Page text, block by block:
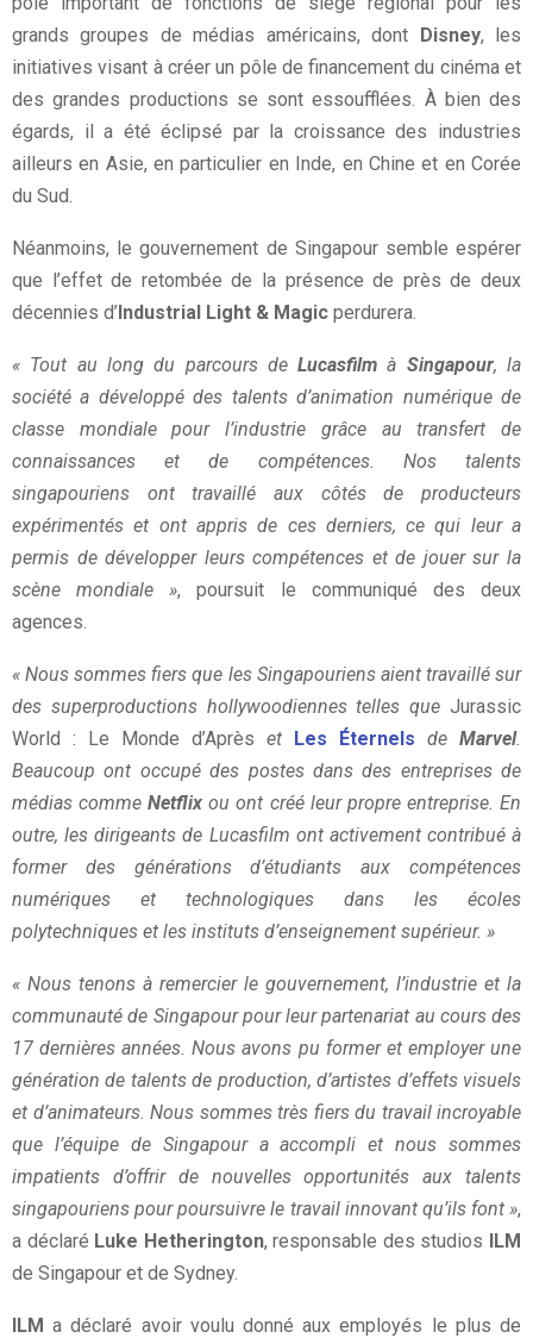
grands groupes de médias américains, dont Disney, les
initiatives visant à créer un pôle de financement du cinéma et
des grandes productions se sont essoufflées. À bien des
égards, il a été éclipsé par la croissance des industries
ailleurs en Asie, en particulier en Inde, en Chine et en Corée
du Sud.
Néanmoins, le gouvernement de Singapour semble espérer
que l’effet de retombée de la présence de près de deux
décennies d’Industrial Light & Magic perdurera.
« Tout au long du parcours deLucasfilm à Singapour, la
société a développé des talents d’animation numérique de
classe mondiale pour l’industrie grâce au transfert de
connaissances et de compétences. Nos talents
singapouriens ont travaillé aux côtés de producteurs
expérimentés et ont appris de ces derniers, ce qui leur a
permis de développer leurs compétences et de jouer sur la
scène mondiale », poursuit le communiqué des deux
agences.
« Nous sommes fiers que les Singapouriens aient travaillé sur
des superproductions hollywoodiennes telles que Jurassic
World : Le Monde d’Après et Les Éternels de Marvel.
Beaucoup ont occupé des postes dans des entreprises de
médias commeNetflix ou ont créé leur propre entreprise. En
outre, les dirigeants de Lucasfilm ont activement contribué à
former des générations d’étudiants aux compétences
numériques et technologiques dans les écoles
polytechniques et les instituts d’enseignement supérieur. »
« Nous tenons à remercier le gouvernement, l’industrie et la
communauté de Singapour pour leur partenariat au cours des
17 dernières années. Nous avons pu former et employer une
génération de talents de production, d’artistes d’effets visuels
et d’animateurs. Nous sommes très fiers du travail incroyable
que l’équipe de Singapour a accompli et nous sommes
impatients d’offrir de nouvelles opportunités aux talents
singapouriens pour poursuivre le travail innovant qu’ils font »,
a déclaré Luke Hetherington, responsable des studios ILM
de Singapour et de Sydney.
ILM a déclaré avoir voulu donné aux employés le plus de